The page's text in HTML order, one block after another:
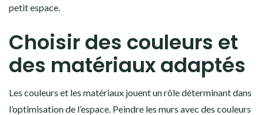
petit espace.
Choisir des couleurs et
des matériaux adaptés
Les couleurs et les matériaux jouent un rôle déterminant dans
l’optimisation de l’espace. Peindre les murs avec des couleurs